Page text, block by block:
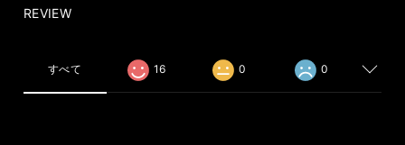
REVIEW
すべて 16 0 0